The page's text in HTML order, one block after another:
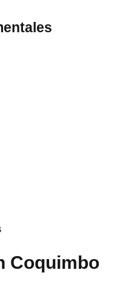
Coquimbo